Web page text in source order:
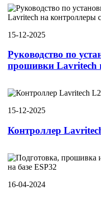
15-12-2025
Руководство по
прошивки Lavritech
15-12-2025
Контроллер
16-04-2024